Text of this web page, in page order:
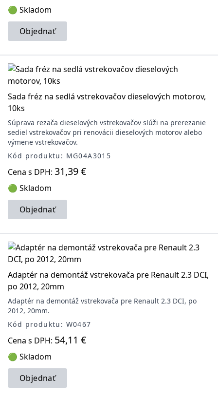
🟢 Skladom
Objednať
Sada fréz na sedlá vstrekovačov dieselových motorov,
10ks
Súprava rezača dieselových vstrekovačov slúži na prerezanie
sediel vstrekovačov pri renovácii dieselových motorov alebo
výmene vstrekovačov.
Kód produktu: MG04A3015
Cena s DPH: 31,39 €
🟢 Skladom
Objednať
Adaptér na demontáž vstrekovača pre Renault 2.3 DCI,
po 2012, 20mm
Adaptér na demontáž vstrekovača pre Renault 2.3 DCI, po
2012, 20mm.
Kód produktu: W0467
Cena s DPH: 54,11 €
🟢 Skladom
Objednať